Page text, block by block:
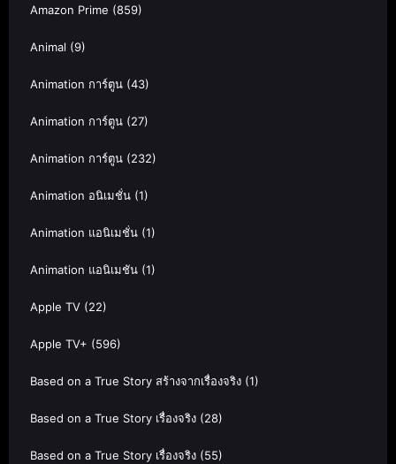
Amazon Prime (859)
Animal (9)
Animation การ์ตูน (43)
Animation การ์ตูน (27)
Animation การ์ตูน (232)
Animation อนิเมชั่น (1)
Animation แอนิเมชั่น (1)
Animation แอนิเมชัน (1)
Apple TV (22)
Apple TV+ (596)
Based on a True Story สร้างจากเรื่องจริง (1)
Based on a True Story เรื่องจริง (28)
Based on a True Story เรื่องจริง (55)